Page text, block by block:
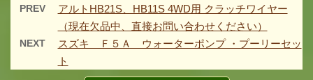
PREV
アルトHB21S、HB11S 4WD用 クラッチワイヤー
（現在欠品中、直接お問い合わせください）
NEXT
スズキ Ｆ５Ａ ウォーターポンプ ・プーリーセッ
ト